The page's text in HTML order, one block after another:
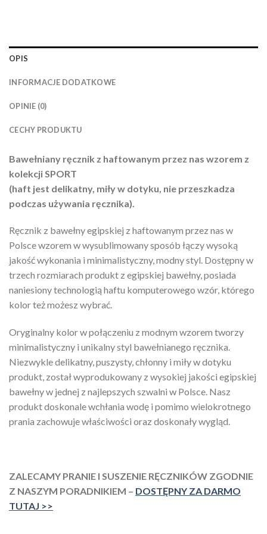
OPIS
INFORMACJE DODATKOWE
OPINIE (0)
CECHY PRODUKTU
Bawełniany ręcznik z haftowanym przez nas wzorem z
kolekcji SPORT
(haft jest delikatny, miły w dotyku, nie przeszkadza
podczas używania ręcznika).
Ręcznik z bawełny egipskiej z haftowanym przez nas w
Polsce wzorem w wysublimowany sposób łączy wysoką
jakość wykonania i minimalistyczny, modny styl. Dostępny w
trzech rozmiarach produkt z egipskiej bawełny, posiada
naniesiony technologią haftu komputerowego wzór, którego
kolor też możesz wybrać.
Oryginalny kolor w połączeniu z modnym wzorem tworzy
minimalistyczny i unikalny styl bawełnianego ręcznika.
Niezwykle delikatny, puszysty, chłonny i miły w dotyku
produkt, został wyprodukowany z wysokiej jakości egipskiej
bawełny w jednej z najlepszych szwalni w Polsce. Nasz
produkt doskonale wchłania wodę i pomimo wielokrotnego
prania zachowuje właściwości oraz doskonały wygląd.
ZALECAMY PRANIE I SUSZENIE RĘCZNIKÓW ZGODNIE
Z NASZYM PORADNIKIEM – DOSTĘPNY ZA DARMO
TUTAJ >>